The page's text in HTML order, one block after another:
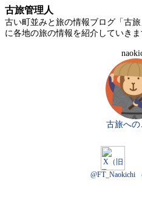
古旅管理人
古い町並みと旅の情報ブログ「古
に各地の旅の情報を紹介していきま
古旅へ
@FT_Naokichi